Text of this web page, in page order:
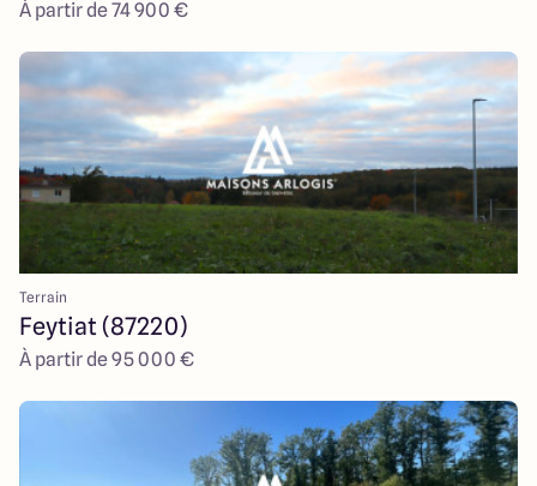
À partir de 74 900 €
Terrain
Feytiat (87220)
À partir de 95 000 €